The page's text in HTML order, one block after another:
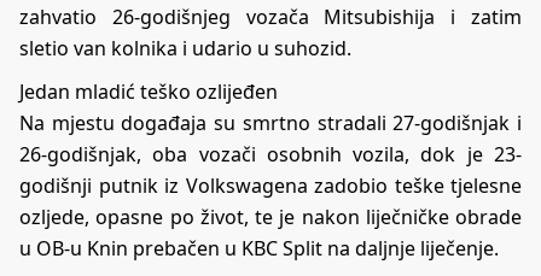
zahvatio 26-godišnjeg vozača Mitsubishija i zatim
sletio van kolnika i udario u suhozid.
Jedan mladić teško ozlijeđen
Na mjestu događaja su smrtno stradali 27-godišnjak i
26-godišnjak, oba vozači osobnih vozila, dok je 23-
godišnji putnik iz Volkswagena zadobio teške tjelesne
ozljede, opasne po život, te je nakon liječničke obrade
u OB-u Knin prebačen u KBC Split na daljnje liječenje.